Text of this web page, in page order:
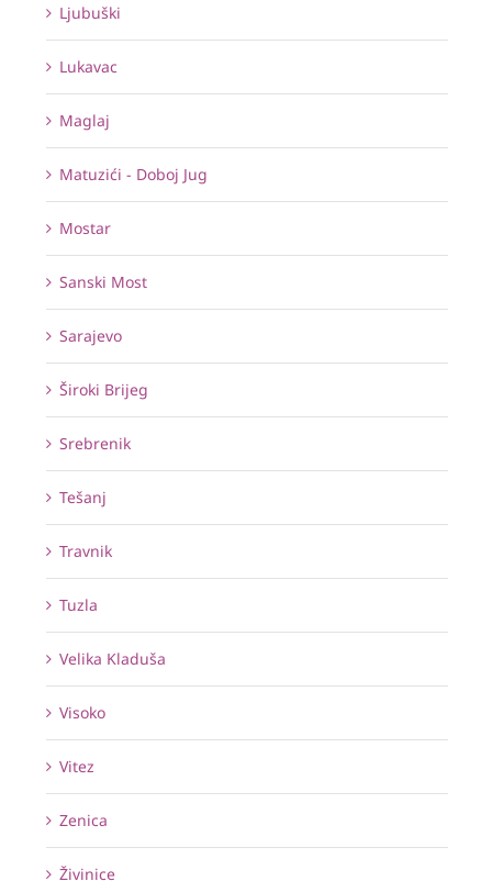
Ljubuški
Lukavac
Maglaj
Matuzići - Doboj Jug
Mostar
Sanski Most
Sarajevo
Široki Brijeg
Srebrenik
Tešanj
Travnik
Tuzla
Velika Kladuša
Visoko
Vitez
Zenica
Živinice